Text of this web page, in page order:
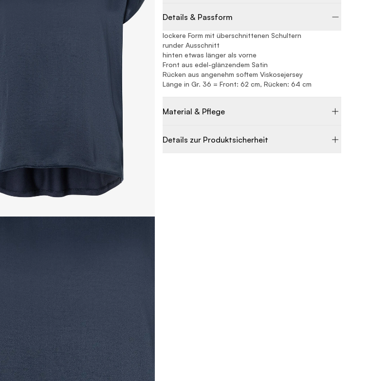
Details & Passform
lockere Form mit überschnittenen Schultern
runder Ausschnitt
hinten etwas länger als vorne
Front aus edel-glänzendem Satin
Rücken aus angenehm softem Viskosejersey
Länge in Gr. 36 = Front: 62 cm, Rücken: 64 cm
Material & Pflege
Details zur Produktsicherheit